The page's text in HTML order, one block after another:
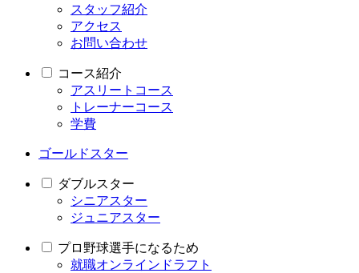
スタッフ紹介
アクセス
お問い合わせ
コース紹介
アスリートコース
トレーナーコース
学費
ゴールドスター
ダブルスター
シニアスター
ジュニアスター
プロ野球選手になるため
就職オンラインドラフト